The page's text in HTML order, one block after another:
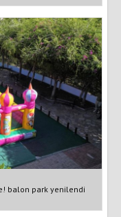
balon park yenilendi